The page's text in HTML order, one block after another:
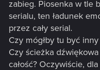
zabieg. Piosenka w tle
serialu, ten ładunek
przez cały serial.
Czy mógłby tu być
Czy ścieżka
całość? Oczywiście,